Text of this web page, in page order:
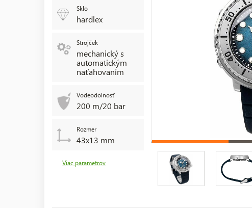
Sklo
hardlex
Strojček
mechanický s
automatickým
naťahovaním
Vodeodolnosť
200 m/20 bar
Rozmer
43x13 mm
Viac parametrov